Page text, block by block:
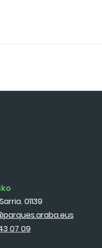
01139
07 09